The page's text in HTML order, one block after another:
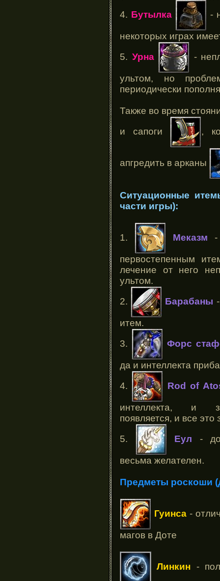
4. Бутылка -
некоторых играх
5. Урна -
ультом, но
периодически
Также во время
и сапоги ,
апгредить в арканы
Ситуационные
части игры):
1. Меказм -
первостепенным
лечение от него
ультом.
2. Барабаны
итем.
3. Форс
да и интеллекта
4. Rod of
интеллекта, и
появляется, и все
5. Еул -
весьма желателен.
Предметы роскоши
Гуинса-
магов в Доте
Линкин -